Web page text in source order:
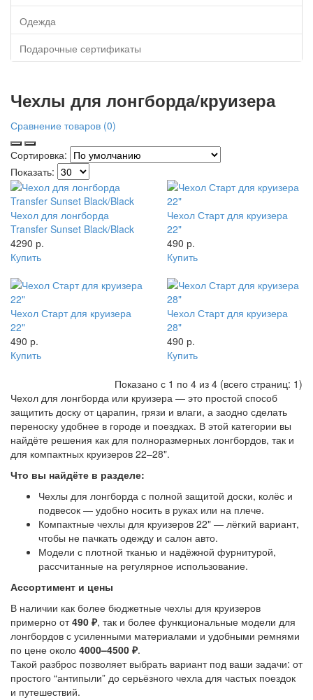
Одежда
Подарочные сертификаты
Чехлы для лонгборда/круизера
Сравнение товаров (0)
Сортировка:
Показать:
Чехол для лонгборда
Transfer Sunset Black/Black
4290 р.
Купить
Чехол Старт для круизера
22"
490 р.
Купить
Чехол Старт для круизера
22"
490 р.
Купить
Чехол Старт для круизера
28"
490 р.
Купить
Показано с 1 по 4 из 4 (всего страниц: 1)
Чехол для лонгборда или круизера — это простой способ
защитить доску от царапин, грязи и влаги, а заодно сделать
переноску удобнее в городе и поездках. В этой категории вы
найдёте решения как для полноразмерных лонгбордов, так и
для компактных круизеров 22–28".
Что вы найдёте в разделе:
Чехлы для лонгборда с полной защитой доски, колёс и
подвесок — удобно носить в руках или на плече.
Компактные чехлы для круизеров 22" — лёгкий вариант,
чтобы не пачкать одежду и салон авто.
Модели с плотной тканью и надёжной фурнитурой,
рассчитанные на регулярное использование.
Ассортимент и цены
В наличии как более бюджетные чехлы для круизеров
примерно от490 ₽, так и более функциональные модели для
лонгбордов с усиленными материалами и удобными ремнями
по цене около 4000–4500 ₽.
Такой разброс позволяет выбрать вариант под ваши задачи: от
простого “антипыли” до серьёзного чехла для частых поездок
и путешествий.